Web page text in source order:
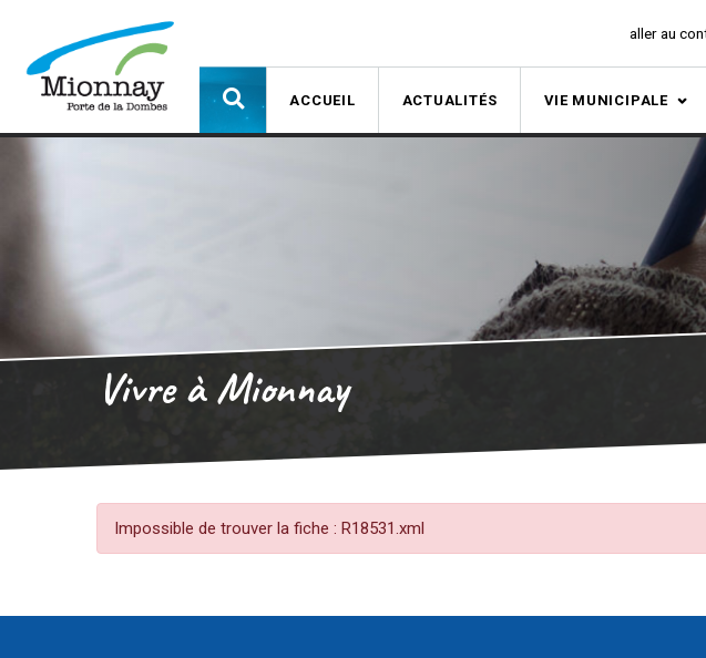
aller au
ACCUEIL ACTUALITÉS VIE MUNICIPALE
Vivre à Mionnay
Impossible de trouver la fiche : R18531.xml